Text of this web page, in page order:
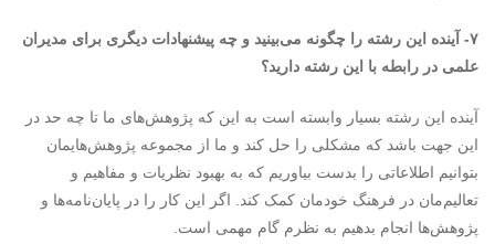
۷- آینده این رشته را چگونه می‌بینید و چه پیشنهادات دیگری برای مدیران
علمی در رابطه با این رشته دارید؟
آینده این رشته بسیار وابسته است به این که پژوهش‌های ما تا چه حد در
این جهت باشد که مشکلی را حل کند و ما از مجموعه پژوهش‌هایمان
بتوانیم اطلاعاتی را بدست بیاوریم که به بهبود نظریات و مفاهیم و
تعالیم‌مان در فرهنگ خودمان کمک کند. اگر این کار را در پایان‌نامه‌ها و
پژوهش‌ها انجام بدهیم به نظرم گام مهمی است.